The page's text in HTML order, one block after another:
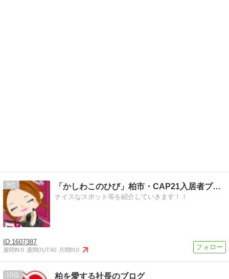
9 「かしわこのひび」柏市・CAP21入居者ブログ
ナイスなスポット等を紹介していきます！！
1607387
週間IN:0 週間OUT:40 月間IN:0
10 柏を愛する社長のブログ